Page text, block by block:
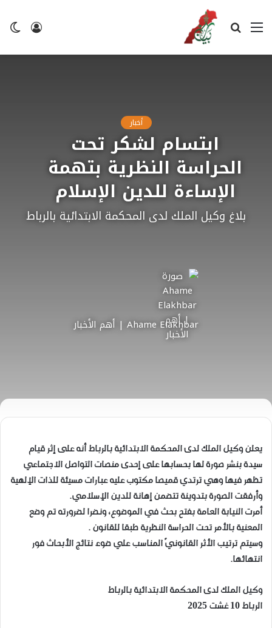
تسجيل
القائمة بحث
أخبار
ابتسام لشكر تحت
الحراسة النظرية بتهمة
الإساءة للدين الإسلام
بلاغ وكيل الملك لدى المحكمة الابتدائية بالرباط
Ahame Elakhbar | أهم الأخبار
يعلن وكيل الملك لدى المحكمة الابتدائية بالرباط أنه على إثر قيام
سيدة بنشر صورة لها بحسابها على إحدى منصات التواصل الاجتماعي
تظهر فيها وهي ترتدي قميصا مكتوب عليه عبارات مسيئة للذات الإلهية
وأرفقت الصورة بتدوينة تتضمن إهانة للدين الإسلامي.
أمرت النيابة العامة بفتح بحث في الموضوع، ونضرا لضرورته تم وضع
المعنية بالأمر تحت الحراسة النظرية طبقا للقانون .
وسيتم ترتيب الأثر القانونيّ المناسب علي ضوء نتائج الأبحاث فور
انتهائها.
وكيل الملك لدى المحكمة الابتدائية بالرباط
الرباط 10 غشت 2025